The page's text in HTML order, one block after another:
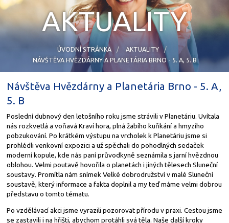
AKTUALITY
ÚVODNÍ STRÁNKA
AKTUALITY
NÁVŠTĚVA HVĚZDÁRNY A PLANETÁRIA BRNO - 5. A, 5. B
Návštěva Hvězdárny a Planetária Brno - 5. A,
5. B
Poslední dubnový den letošního roku jsme strávili v Planetáriu. Uvítala
nás rozkvetlá a voňavá Kraví hora, plná žabího kuňkání a hmyzího
pobzukování. Po krátkém výstupu na vrcholek k Planetáriu jsme si
prohlédli venkovní expozici a už spěchali do pohodlných sedaček
moderní kopule, kde nás paní průvodkyně seznámila s jarní hvězdnou
oblohou. Velmi poutavě hovořila o planetách i jiných tělesech Sluneční
soustavy. Promítla nám snímek Velké dobrodružství v malé Sluneční
soustavě, který informace a fakta doplnil a my teď máme velmi dobrou
představu o tomto tématu.
Po vzdělávací akci jsme vyrazili pozorovat přírodu v praxi. Cestou jsme
se zastavili i na hřišti, abychom protáhli svá těla. Naše další kroky